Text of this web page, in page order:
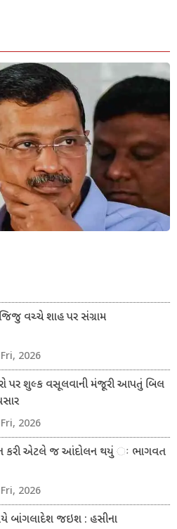
વચ્ચે શાહ પર સંગ્રામ
2026
પર શુલ્ક વસૂલવાની મંજૂરી આપતું બિલ
2026
ન કરી એટલે જ આંદોલન થયું ઃ ભાગવત
2026
બાંગલાદેશ જઇશ : હસીના